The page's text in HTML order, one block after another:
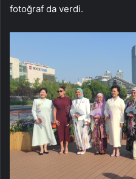
fotoğraf da verdi.